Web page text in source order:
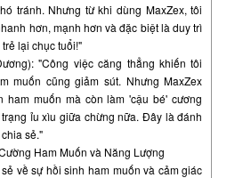
tránh. Nhưng từ khi dùng MaxZex, tôi
hơn, mạnh hơn và đặc biệt là duy trì
lại chục tuổi!"
"Công việc căng thẳng khiến tôi
muốn cũng giảm sút. Nhưng MaxZex
ham muốn mà còn làm 'cậu bé' cương
ỉu xìu giữa chừng nữa. Đây là đánh
sẻ."
Ham Muốn và Năng Lượng
về sự hồi sinh ham muốn và cảm giác